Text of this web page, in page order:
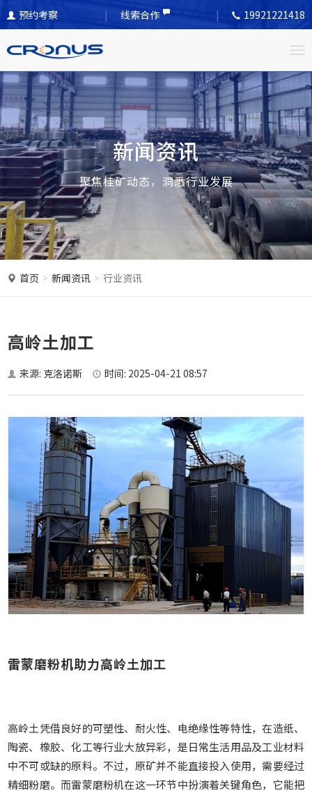
预约考察 线索合作 19921221418
T
o
g
g
l
e
n
a
v
g
新闻资讯
聚焦桂矿动态，洞悉行业发展
首页 新闻资讯 行业资讯
高岭土加工
来源: 克洛诺斯 时间: 2025-04-21 08:57
雷蒙磨粉机助力高岭土加工
高岭土凭借良好的可塑性、耐火性、电绝缘性等特性，在造纸、
陶瓷、橡胶、化工等行业大放异彩，是日常生活用品及工业材料
中不可或缺的原料。不过，原矿并不能直接投入使用，需要经过
精细粉磨。而雷蒙磨粉机在这一环节中扮演着关键角色，它能把